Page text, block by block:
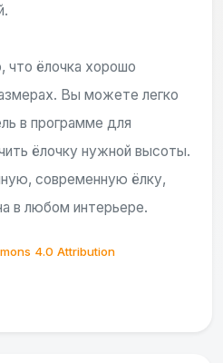
что ёлочка хорошо
Вы можете легко
в программе для
ёлочку нужной высоты.
современную ёлку,
в любом интерьере.
4.0 Attribution